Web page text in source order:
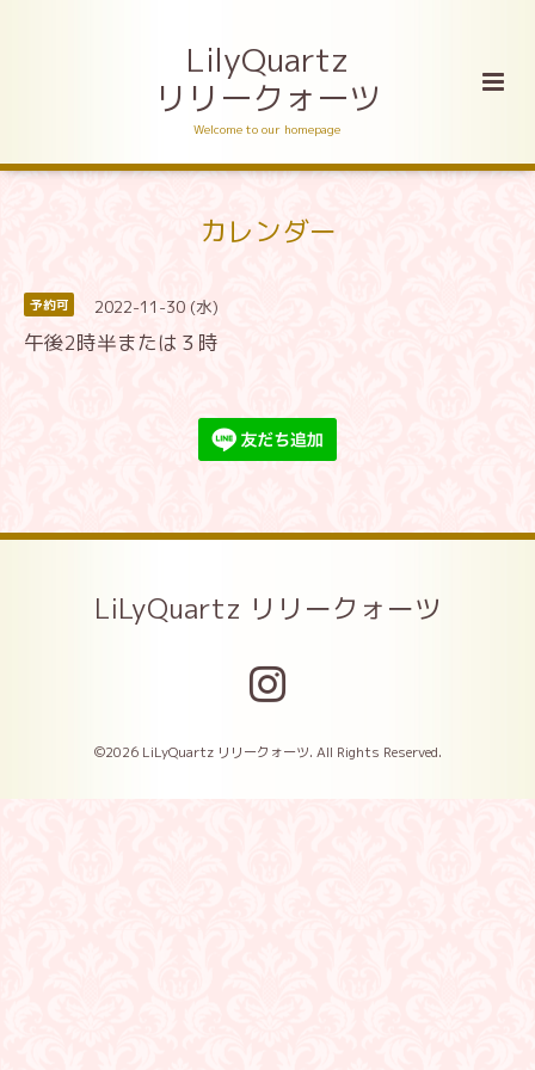
LilyQuartz
リリークォーツ
Welcome to our homepage
カレンダー
予約可 2022-11-30 (水)
午後2時半または３時
LiLyQuartz リリークォーツ
©2026 LiLyQuartz リリークォーツ. All Rights Reserved.